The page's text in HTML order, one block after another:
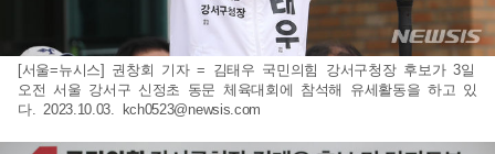
[서울=뉴시스] 권창회 기자 = 김태우 국민의힘 강서구청장 후보가 3일
오전 서울 강서구 신정초 동문 체육대회에 참석해 유세활동을 하고 있
다. 2023.10.03. kch0523@newsis.com